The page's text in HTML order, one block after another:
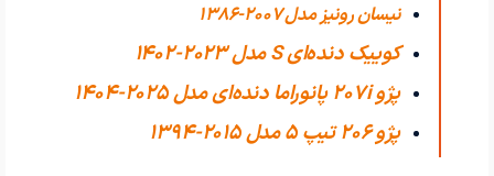
نیسان رونیز مدل 2007-1386
کوییک دنده‌ای S مدل 2023-1402
پژو 207i پانوراما دنده‌ای مدل 2025-1404
پژو 206 تیپ ۵ مدل 2015-1394